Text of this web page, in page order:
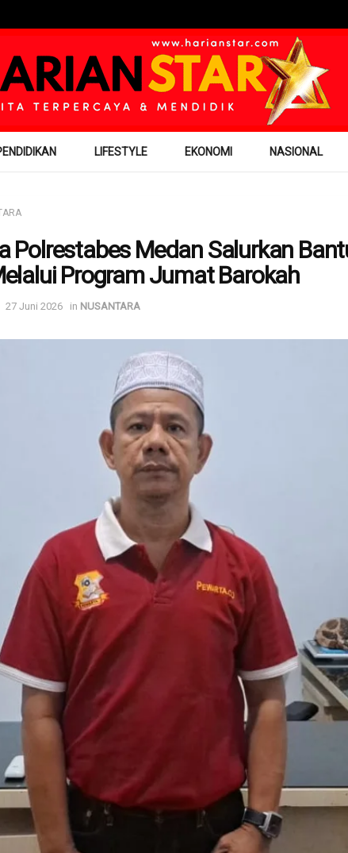
LIFESTYLE EKONOMI NASIONAL
Polrestabes Medan Salurkan
Program Jumat Barokah
27 Juni 2026 in NUSANTARA